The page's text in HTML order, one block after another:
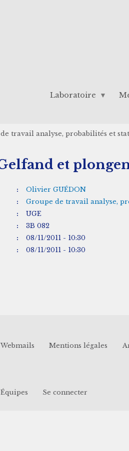
Laboratoire
travail analyse, probabilités et
et
:
Olivier GUÉDON
:
Groupe de travail analyse,
:
UGE
:
3B 082
:
08/11/2011 - 10:30
: 08/11/2011 - 10:30
Webmails Mentions légales
Équipes Se connecter